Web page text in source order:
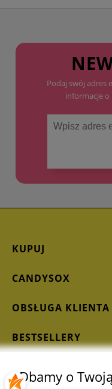
Podaj swój adres
informacje
KUPUJ
CANDYSOX
OBSŁUGA KLIENTA
BESTSELLERY
Dbamy o